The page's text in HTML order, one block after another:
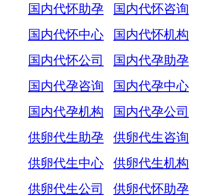
国内代怀助孕
国内代怀咨询
国内代怀中心
国内代怀机构
国内代怀公司
国内代孕助孕
国内代孕咨询
国内代孕中心
国内代孕机构
国内代孕公司
供卵代生助孕
供卵代生咨询
供卵代生中心
供卵代生机构
供卵代生公司
供卵代怀助孕